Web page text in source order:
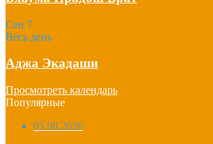
Сен 7
Весь день
Аджа Экадаши
Просмотреть календарь
Популярные
05.08.2026